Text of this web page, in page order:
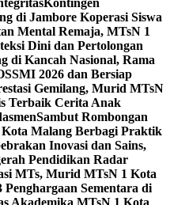
Kontingen
di Jambore Koperasi Siswa
Mental Remaja, MTsN 1
Dini dan Pertolongan
di Kancah Nasional, Rama
2026 dan Bersiap
Gemilang, Murid MTsN
Terbaik Cerita Anak
Sambut Rombongan
Malang Berbagi Praktik
Inovasi dan Sains,
Pendidikan Radar
MTs, Murid MTsN 1 Kota
Sementara di
Akademika MTsN 1 Kota